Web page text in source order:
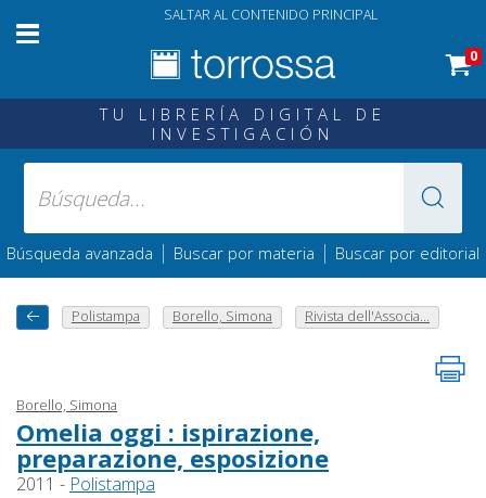
SALTAR AL CONTENIDO PRINCIPAL
0
TU LIBRERÍA DIGITAL DE
INVESTIGACIÓN
Búsqueda avanzada | Buscar por materia | Buscar por editorial
Polistampa Borello, Simona Rivista dell'Associa...
Borello, Simona
Omelia oggi : ispirazione,
preparazione, esposizione
2011 - Polistampa